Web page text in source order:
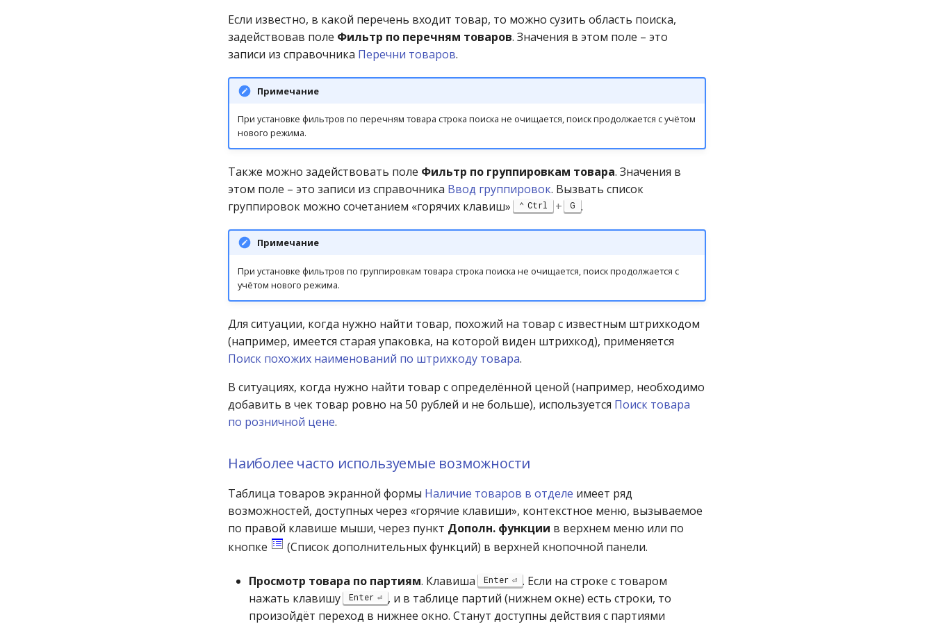
Если известно, в какой перечень входит товар, то можно сузить область поиска,
задействовав поле Фильтр по перечням товаров. Значения в этом поле – это
записи из справочника Перечни товаров.
Примечание
При установке фильтров по перечням товара строка поиска не очищается, поиск продолжается с учётом
нового режима.
Также можно задействовать поле Фильтр по группировкам товара. Значения в
этом поле – это записи из справочника Ввод группировок. Вызвать список
группировок можно сочетанием «горячих клавиш»
Ctrl + G .
Примечание
При установке фильтров по группировкам товара строка поиска не очищается, поиск продолжается с
учётом нового режима.
Для ситуации, когда нужно найти товар, похожий на товар с известным штрихкодом
(например, имеется старая упаковка, на которой виден штрихкод), применяется
Поиск похожих наименований по штрихкоду товара.
В ситуациях, когда нужно найти товар с определённой ценой (например, необходимо
добавить в чек товар ровно на 50 рублей и не больше), используется Поиск товара
по розничной цене.
Наиболее часто используемые возможности
Таблица товаров экранной формы Наличие товаров в отделе имеет ряд
возможностей, доступных через «горячие клавиши», контекстное меню, вызываемое
по правой клавише мыши, через пункт Дополн. функции в верхнем меню или по
кнопке
(Список дополнительных функций) в верхней кнопочной панели.
Просмотр товара по партиям. Клавиша Enter
. Если на строке с товаром
нажать клавишу
Enter
, и в таблице партий (нижнем окне) есть строки, то
произойдёт переход в нижнее окно. Станут доступны действия с партиями